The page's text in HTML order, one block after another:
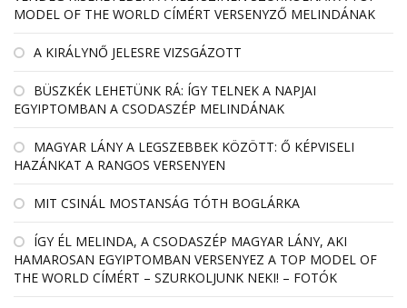
MODEL OF THE WORLD CÍMÉRT VERSENYZŐ MELINDÁNAK
A KIRÁLYNŐ JELESRE VIZSGÁZOTT
BÜSZKÉK LEHETÜNK RÁ: ÍGY TELNEK A NAPJAI
EGYIPTOMBAN A CSODASZÉP MELINDÁNAK
MAGYAR LÁNY A LEGSZEBBEK KÖZÖTT: Ő KÉPVISELI
HAZÁNKAT A RANGOS VERSENYEN
MIT CSINÁL MOSTANSÁG TÓTH BOGLÁRKA
ÍGY ÉL MELINDA, A CSODASZÉP MAGYAR LÁNY, AKI
HAMAROSAN EGYIPTOMBAN VERSENYEZ A TOP MODEL OF
THE WORLD CÍMÉRT – SZURKOLJUNK NEKI! – FOTÓK